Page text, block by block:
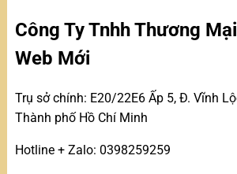
Công Ty Tnhh Thương
Web Mới
Trụ sở chính: E20/22E6 Ấp 5, Đ. Vĩnh
Thành phố Hồ Chí Minh
Hotline + Zalo: 0398259259